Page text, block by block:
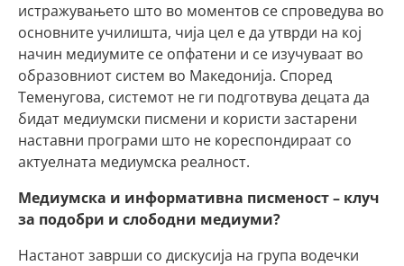
истражувањето што во моментов се спроведува во
основните училишта, чија цел е да утврди на кој
начин медиумите се опфатени и се изучуваат во
образовниот систем во Македонија. Според
Теменугова, системот не ги подготвува децата да
бидат медиумски писмени и користи застарени
наставни програми што не кореспондираат со
актуелната медиумска реалност.
Медиумска и информативна писменост – клуч
за подобри и слободни медиуми?
Настанот заврши со дискусија на група водечки